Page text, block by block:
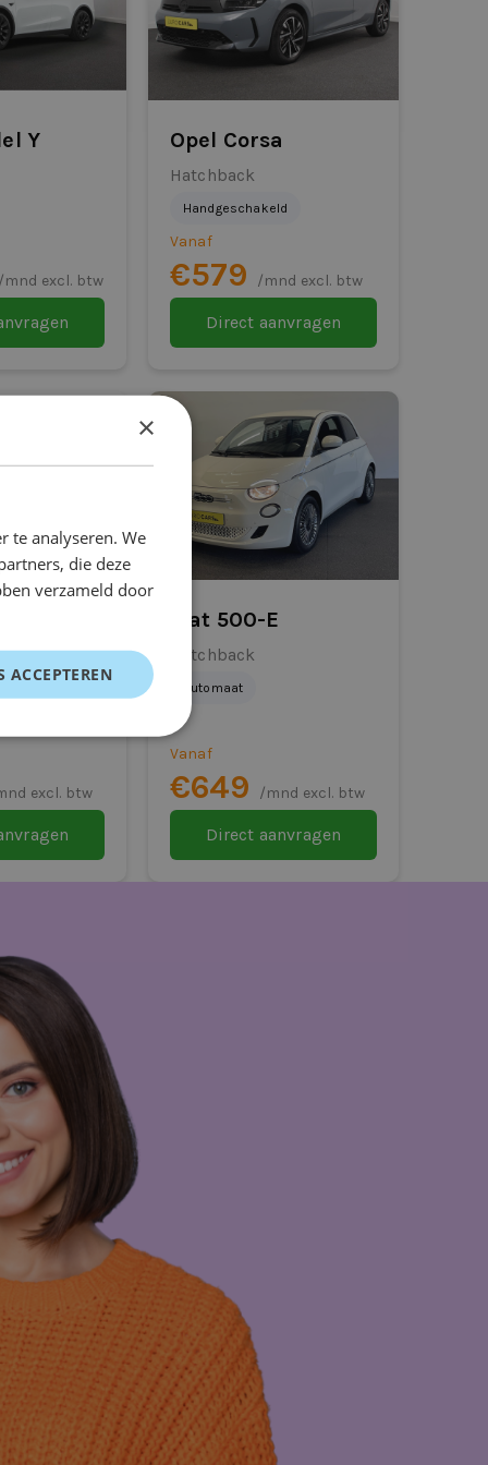
Y
/mnd excl. btw
Opel Corsa
Hatchback
Handgeschakeld
Vanaf
€579 /mnd excl. btw
Direct aanvragen
Motor
excl. btw
Fiat 500-E
Hatchback
Automaat
Vanaf
€649 /mnd excl. btw
Direct aanvragen
×
te analyseren. We
die deze
verzameld door
ACCEPTEREN